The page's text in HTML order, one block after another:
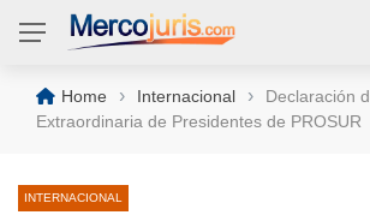
Home › Internacional ›
Declaración
Extraordinaria de Presidentes de PROSUR
INTERNACIONAL